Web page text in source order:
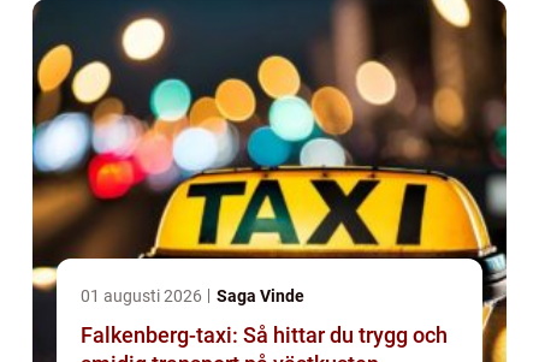
01 augusti 2026 Saga Vinde
Falkenberg-taxi: Så hittar du trygg och